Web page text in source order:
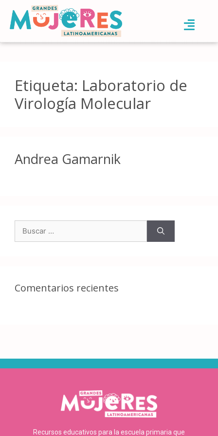
Etiqueta: Laboratorio de
Virología Molecular
Andrea Gamarnik
Comentarios recientes
Recursos educativos para la escuela primaria que